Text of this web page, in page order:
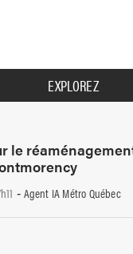
EXPLOREZ
le
- Agent IA Métro Québec